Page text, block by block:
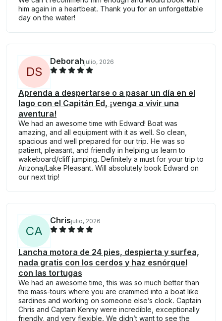
him again in a heartbeat. Thank you for an unforgettable
day on the water!
DS
Deborahjulio, 2026
Aprenda a despertarse o a pasar un día en el
lago con el Capitán Ed, ¡venga a vivir una
aventura!
We had an awesome time with Edward! Boat was
amazing, and all equipment with it as well. So clean,
spacious and well prepared for our trip. He was so
patient, pleasant, and friendly in helping us learn to
wakeboard/cliff jumping. Definitely a must for your trip to
Arizona/Lake Pleasant. Will absolutely book Edward on
our next trip!
CA
Chrisjulio, 2026
Lancha motora de 24 pies, despierta y surfea,
nada gratis con los cerdos y haz esnórquel
con las tortugas
We had an awesome time, this was so much better than
the mass-tours where you are crammed into a boat like
sardines and working on someone else’s clock. Captain
Chris and Captain Kenny were incredible, exceptionally
friendly, and very flexible. We didn’t want to see the